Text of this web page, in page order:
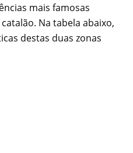
mais famosas
Na tabela abaixo,
destas duas zonas